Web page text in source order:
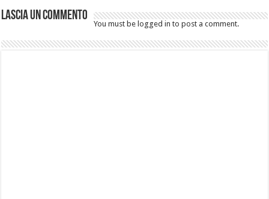
Lascia un commento
You must be logged in to post a comment.